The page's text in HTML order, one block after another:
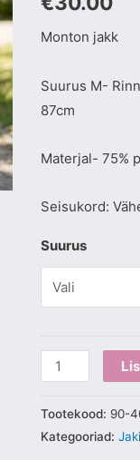
Monton jakk
Suurus M-
87cm
Materjal- 75%
Seisukord:
Suurus
Tootekood: 90-
Kategooriad: